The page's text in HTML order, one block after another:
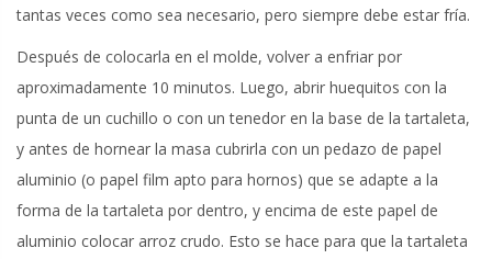
tantas veces como sea necesario, pero siempre debe estar fría.
Después de colocarla en el molde, volver a enfriar por
aproximadamente 10 minutos. Luego, abrir huequitos con la
punta de un cuchillo o con un tenedor en la base de la tartaleta,
y antes de hornear la masa cubrirla con un pedazo de papel
aluminio (o papel film apto para hornos) que se adapte a la
forma de la tartaleta por dentro, y encima de este papel de
aluminio colocar arroz crudo. Esto se hace para que la tartaleta